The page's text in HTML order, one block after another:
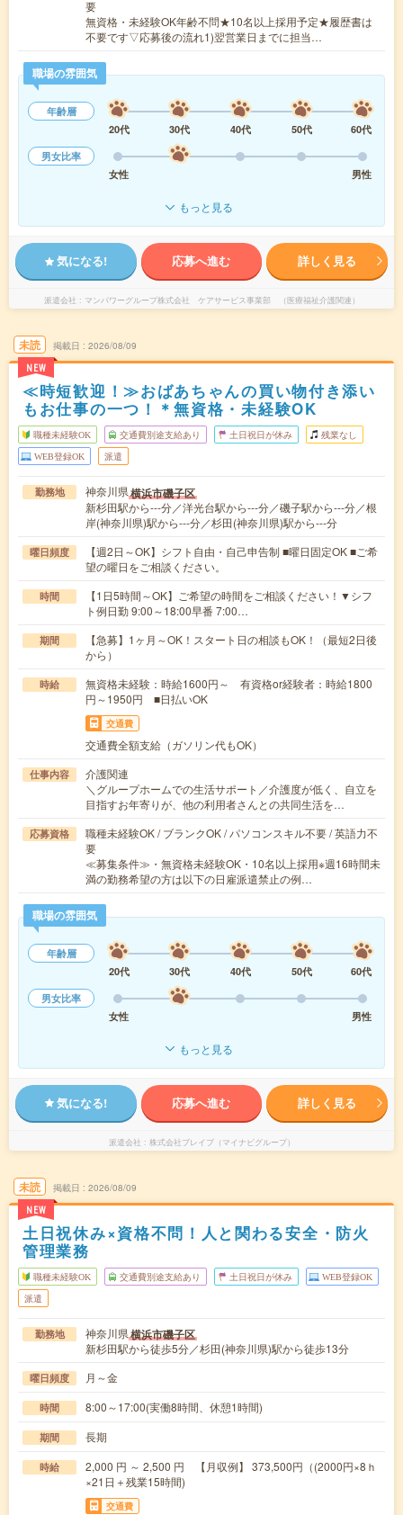
要
無資格・未経験OK年齢不問★10名以上採用予定★履歴書は
不要です▽応募後の流れ1)翌営業日までに担当…
職場の雰囲気
年齢層
20代
30代 40代 50代
60代
男女比率
女性
男性
もっと見る
気になる! 応募へ進む 詳しく見る
派遣会社 マンパワーグループ株式会社 ケアサービス事業部 （医療福祉介護関連）
未読
NEW
掲載日 2026/08/09
≪時短歓迎！≫おばあちゃんの買い物付き添い
もお仕事の一つ！＊無資格・未経験OK
職種未経験OK 交通費別途支給あり 土日祝日が休み 残業なし
WEB登録OK 派遣
勤務地 神奈川県横浜市磯子区
新杉田駅から---分／洋光台駅から---分／磯子駅から---分／根
岸(神奈川県)駅から---分／杉田(神奈川県)駅から---分
曜日頻度
【週2日～OK】シフト自由・自己申告制 ■曜日固定OK ■ご希
望の曜日をご相談ください。
時間
【1日5時間～OK】ご希望の時間をご相談ください！▼シフ
ト例日勤 9:00～18:00早番 7:00…
期間
【急募】1ヶ月～OK！スタート日の相談もOK！（最短2日後
から）
時給
無資格未経験：時給1600円～ 有資格or経験者：時給1800
円～1950円 ■日払いOK
交通費
交通費全額支給（ガソリン代もOK）
仕事内容
介護関連
＼グループホームでの生活サポート／介護度が低く、自立を
目指すお年寄りが、他の利用者さんとの共同生活を…
応募資格
職種未経験OK / ブランクOK / パソコンスキル不要 / 英語力不
要
≪募集条件≫・無資格未経験OK・10名以上採用※週16時間未
満の勤務希望の方は以下の日雇派遣禁止の例…
職場の雰囲気
年齢層
20代
30代 40代 50代
60代
男女比率
女性
男性
もっと見る
気になる! 応募へ進む 詳しく見る
派遣会社 株式会社ブレイブ（マイナビグループ）
未読
NEW
掲載日 2026/08/09
土日祝休み×資格不問！人と関わる安全・防火
管理業務
職種未経験OK 交通費別途支給あり 土日祝日が休み WEB登録OK
派遣
勤務地 神奈川県横浜市磯子区
新杉田駅から徒歩5分／杉田(神奈川県)駅から徒歩13分
曜日頻度 月～金
時間 8:00～17:00(実働8時間、休憩1時間)
期間 長期
時給
2,000 円 ～ 2,500 円 【月収例】 373,500円（(2000円×8ｈ
×21日＋残業15時間)
交通費